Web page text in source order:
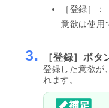
［登録］
意欲は使用
3. ［登録］ボタ
登録した意欲が
れます。